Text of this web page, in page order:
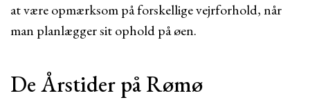
at være opmærksom på forskellige vejrforhold, når
man planlægger sit ophold på øen.
De Årstider på Rømø